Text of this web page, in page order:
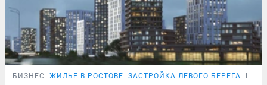
БИЗНЕС ЖИЛЬЕ В РОСТОВЕ ЗАСТРОЙКА ЛЕВОГО БЕРЕГА